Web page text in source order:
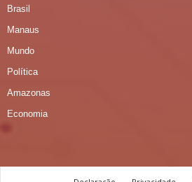
Brasil
Manaus
Mundo
Política
Amazonas
Economia